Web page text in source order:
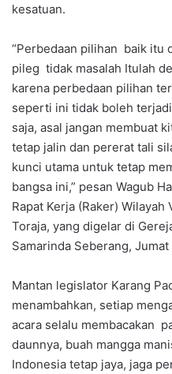
kesatuan.
“Perbedaan pilihan baik itu
pileg tidak masalah Itulah
karena perbedaan pilihan
seperti ini tidak boleh
saja, asal jangan membuat
tetap jalin dan pererat tali
kunci utama untuk tetap
bangsa ini,” pesan Wagub
Rapat Kerja (Raker)
Toraja, yang digelar di
Samarinda Seberang,
Mantan legislator Karang
menambahkan, setiap
acara selalu membacakan
daunnya, buah mangga
Indonesia tetap jaya, jaga